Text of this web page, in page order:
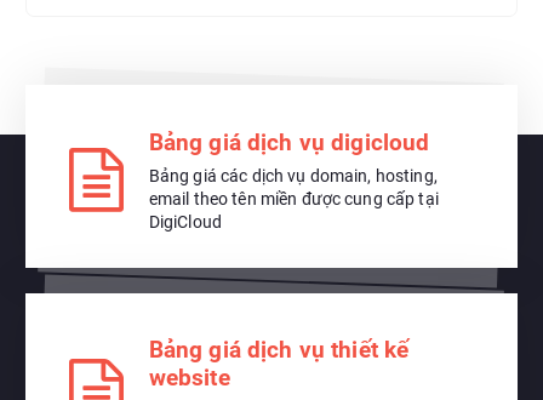
Bảng giá dịch vụ digicloud
Bảng giá các dịch vụ domain, hosting,
email theo tên miền được cung cấp tại
DigiCloud
Bảng giá dịch vụ thiết kế
website